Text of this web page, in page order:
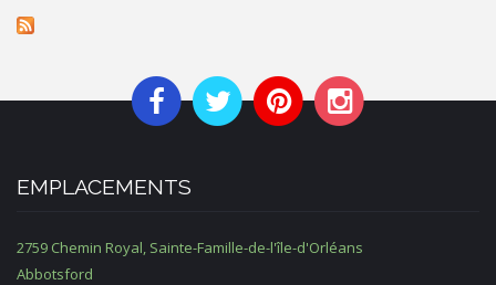
EMPLACEMENTS
2759 Chemin Royal, Sainte-Famille-de-l'île-d'Orléans
Abbotsford